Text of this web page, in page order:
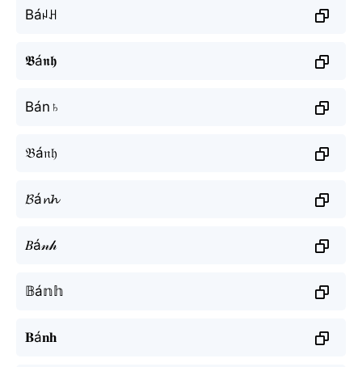
Báꈤꃅ
𝕭á𝖓𝖍
Bán♄
𝔅á𝔫𝔥
𝓑á𝓷𝓱
𝐵á𝓃𝒽
𝔹á𝕟𝕙
𝐁á𝐧𝐡